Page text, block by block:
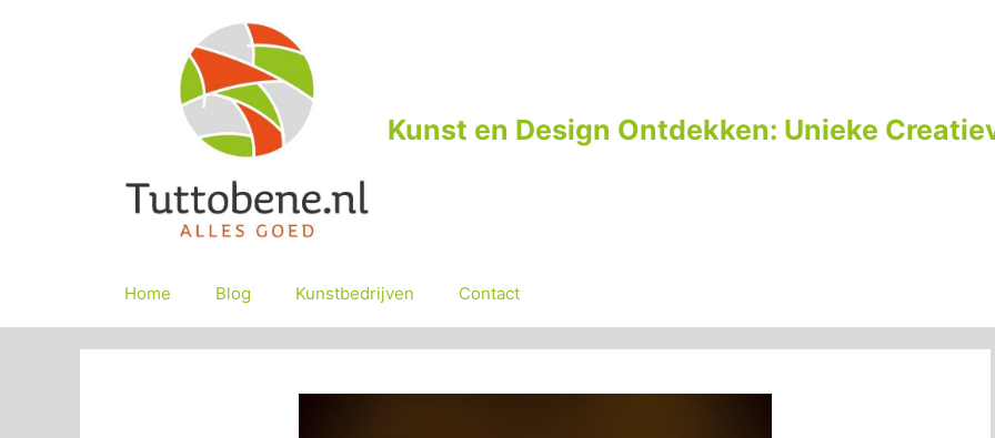
Kunst en Design Ontdekken: Unieke
Home Blog Kunstbedrijven Contact